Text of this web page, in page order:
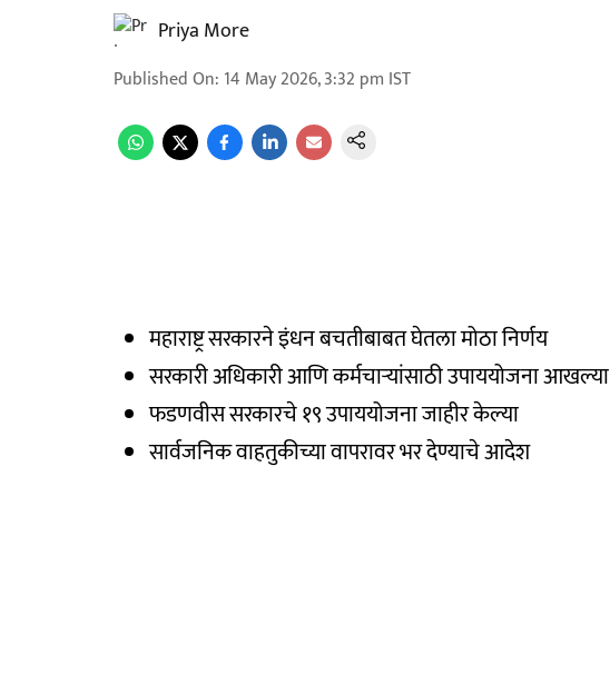
Priya More
Published On: 14 May 2026, 3:32 pm IST
महाराष्ट्र सरकारने इंधन बचतीबाबत घेतला मोठा निर्णय
सरकारी अधिकारी आणि कर्मचाऱ्यांसाठी उपाययोजना आखल्या
फडणवीस सरकारचे १९ उपाययोजना जाहीर केल्या
सार्वजनिक वाहतुकीच्या वापरावर भर देण्याचे आदेश